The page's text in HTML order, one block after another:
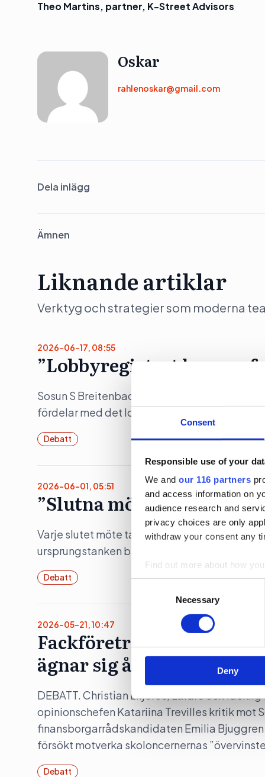
Consent
Responsible use of your
We and our 116 partners
and access information on
audience research and
privacy choices are only
withdraw your consent any
Find out more about how
information about your use
other information that
Necessary
Deny
Theo Martins, partner, K-Street Advisors
Oskar
rahlenoskar@gmail.com
Dela inlägg
Ämnen
Liknande artiklar
Verktyg och strategier som moderna
2026-06-17, 08:55
”Lobbyregistret kan
Sosun S Breitenbach, vd för Ulobby, som
fördelar med det lobbyregister som ska
Debatt
2026-06-01, 05:51
”Slutna möten riskerar
Varje slutet möte tar personer från den
ursprungstanken bakom Almedalsveckan
Debatt
2026-05-21, 10:47
Fackföreträdare på
ägnar sig åt hårklyveri
DEBATT. Christian Liljeros, Lärare och
opinionschefen Katariina Trevilles kritik mot
finansborgarrådskandidaten Emilia
försökt motverka skoloncernernas
Debatt